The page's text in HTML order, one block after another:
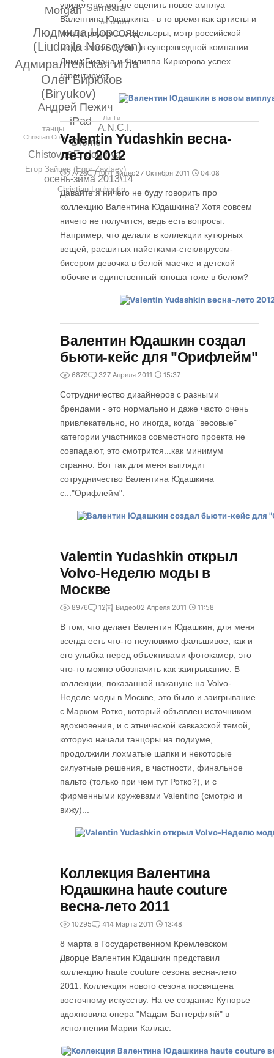
Адмиралтейская игла
Олег Бирюков
(Biryukov)
Людмила Норсоян
(Liudmila Norsoyan)
Андрей Пежич
iPad
Morgan
Drome
Samsara
A.N.C.I.
Chistova&Endourova
осень-зима 2013\14
Егор Зайцев (Egor Zaytsev)
танцы
Christian Louboutin
лето 2011
Ли Ти
Christian Cota
увидел, не мог не оценить новое амплуа
Валентина Юдашкина - в то время как артисты и
певцы рвутся в модельеры, мэтр российской
моды запел. Дебют в суперзвездной компании
Димы Билана и Филиппа Киркорова успех
гарантирует.
Valentin Yudashkin весна-
лето 2012
7723 10 Видео27 Октября 2011 04:08
Давайте я ничего не буду говорить про
коллекцию Валентина Юдашкина? Хотя совсем
ничего не получится, ведь есть вопросы.
Например, что делали в коллекции кутюрных
вещей, расшитых пайетками-стеклярусом-
бисером девочка в белой маечке и детской
юбочке и единственный юноша тоже в белом?
Валентин Юдашкин создал
бьюти-кейс для "Орифлейм"
6879 327 Апреля 2011 15:37
Сотрудничество дизайнеров с разными
брендами - это нормально и даже часто очень
привлекательно, но иногда, когда "весовые"
категории участников совместного проекта не
совпадают, это смотрится...как минимум
странно. Вот так для меня выглядит
сотрудничество Валентина Юдашкина
с..."Орифлейм".
Valentin Yudashkin открыл
Volvo-Неделю моды в
Москве
8976 12 Видео02 Апреля 2011 11:58
В том, что делает Валентин Юдашкин, для меня
всегда есть что-то неуловимо фальшивое, как и
его улыбка перед объективами фотокамер, это
что-то можно обозначить как заигрывание. В
коллекции, показанной накануне на Volvo-
Неделе моды в Москве, это было и заигрывание
с Марком Ротко, который объявлен источником
вдохновения, и с этнической кавказской темой,
которую начали танцоры на подиуме,
продолжили лохматые шапки и некоторые
силуэтные решения, в частности, финальное
пальто (только при чем тут Ротко?), и с
фирменными кружевами Valentino (смотрю и
вижу)...
Коллекция Валентина
Юдашкина haute couture
весна-лето 2011
10295 414 Марта 2011 13:48
8 марта в Государственном Кремлевском
Дворце Валентин Юдашкин представил
коллекцию haute couture сезона весна-лето
2011. Коллекция нового сезона посвящена
восточному искусству. На ее создание Кутюрье
вдохновила опера "Мадам Баттерфляй" в
исполнении Марии Каллас.